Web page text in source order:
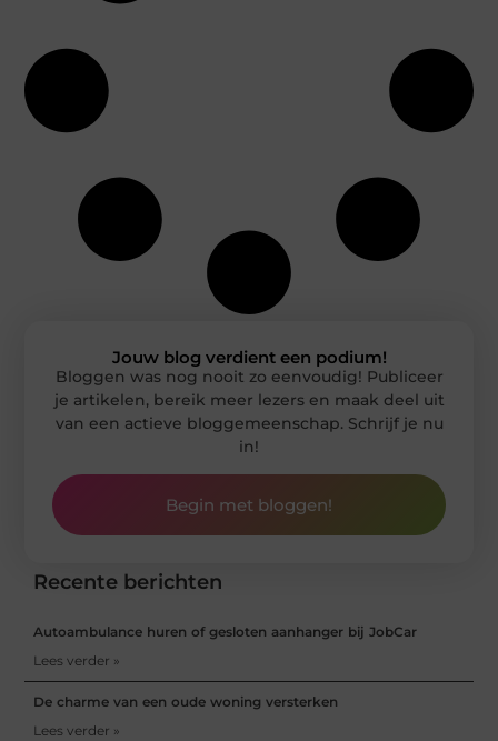
Recente berichten
Autoambulance huren of gesloten aanhanger bij JobCar
Lees verder »
De charme van een oude woning versterken
Lees verder »
Jouw blog verdient een podium!
Bloggen was nog nooit zo eenvoudig! Publiceer
je artikelen, bereik meer lezers en maak deel uit
van een actieve bloggemeenschap. Schrijf je nu
in!
Begin met bloggen!